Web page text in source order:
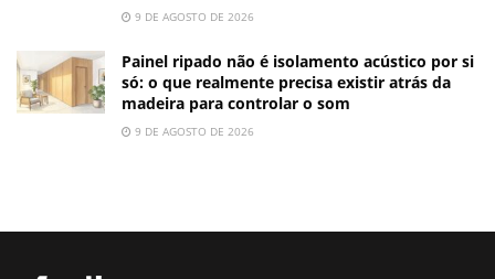
9 DE AGOSTO DE 2026
Painel ripado não é isolamento acústico por si
só: o que realmente precisa existir atrás da
madeira para controlar o som
9 DE AGOSTO DE 2026